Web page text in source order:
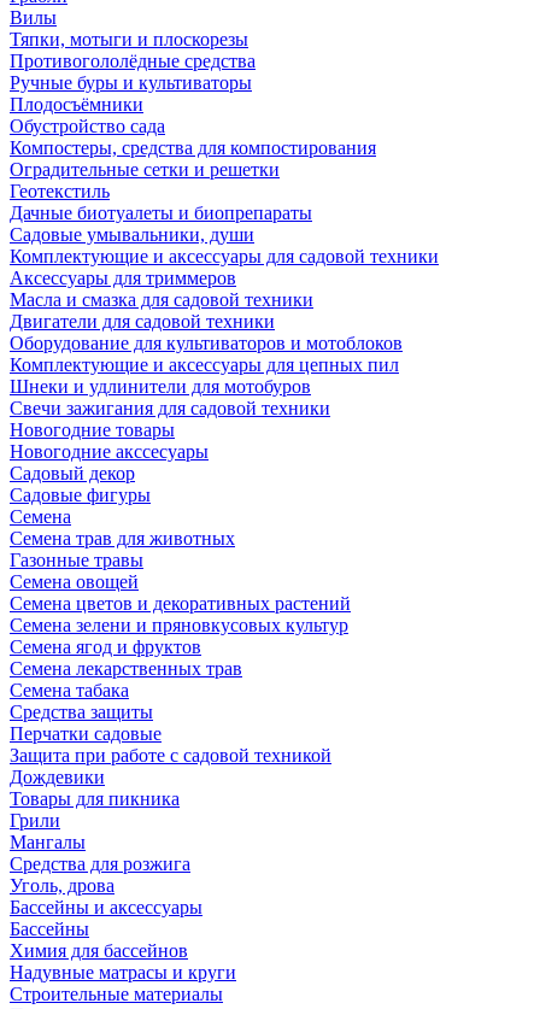
Вилы
Тяпки, мотыги и плоскорезы
Противогололёдные средства
Ручные буры и культиваторы
Плодосъёмники
Обустройство сада
Компостеры, средства для компостирования
Оградительные сетки и решетки
Геотекстиль
Дачные биотуалеты и биопрепараты
Садовые умывальники, души
Комплектующие и аксессуары для садовой техники
Аксессуары для триммеров
Масла и смазка для садовой техники
Двигатели для садовой техники
Оборудование для культиваторов и мотоблоков
Комплектующие и аксессуары для цепных пил
Шнеки и удлинители для мотобуров
Свечи зажигания для садовой техники
Новогодние товары
Новогодние акссесуары
Садовый декор
Садовые фигуры
Семена
Семена трав для животных
Газонные травы
Семена овощей
Семена цветов и декоративных растений
Семена зелени и пряновкусовых культур
Семена ягод и фруктов
Семена лекарственных трав
Семена табака
Средства защиты
Перчатки садовые
Защита при работе с садовой техникой
Дождевики
Товары для пикника
Грили
Мангалы
Средства для розжига
Уголь, дрова
Бассейны и аксессуары
Бассейны
Химия для бассейнов
Надувные матрасы и круги
Строительные материалы